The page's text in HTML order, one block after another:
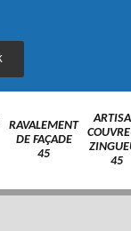
RAVALEMENT
DE FAÇADE
45
45